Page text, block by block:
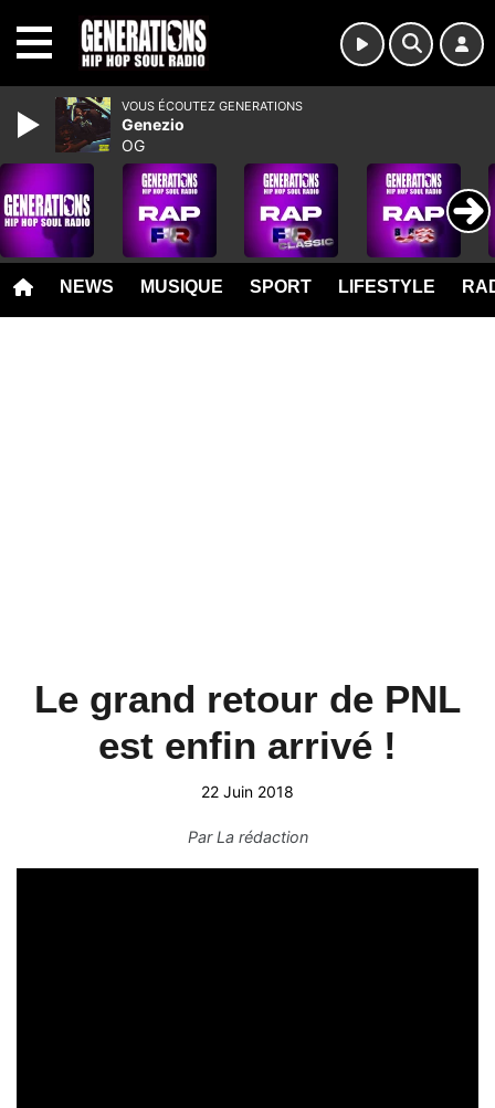
NEWS MUSIQUE SPORT LIFESTYLE
Le grand retour de PNL
est enfin arrivé !
22 Juin 2018
ParLa rédaction
VOUS ÉCOUTEZ GENERATIONS
Genezio
OG